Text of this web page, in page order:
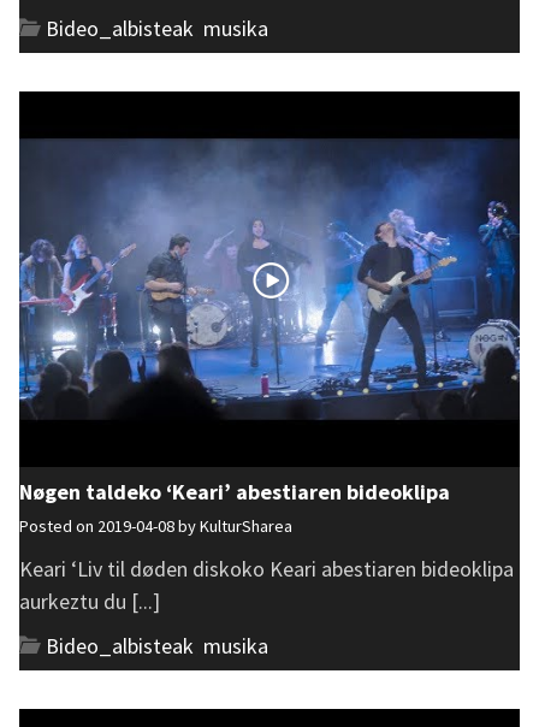
Bideo_albisteak musika
Nøgen taldeko ‘Keari’ abestiaren bideoklipa
Posted on 2019-04-08 byKulturSharea
Keari ‘Liv til døden diskoko Keari abestiaren bideoklipa
aurkeztu du [...]
Bideo_albisteak musika